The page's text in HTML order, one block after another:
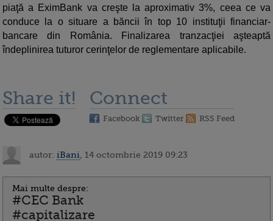
piaţă a EximBank va creşte la aproximativ 3%, ceea ce va
conduce la o situare a băncii în top 10 instituţii financiar-
bancare din România. Finalizarea tranzacţiei aşteaptă
îndeplinirea tuturor cerinţelor de reglementare aplicabile.
Share it! Connect
Facebook Twitter RSS Feed
autor: iBani , 14 octombrie 2019 09:23
Mai multe despre:
#CEC Bank
#capitalizare